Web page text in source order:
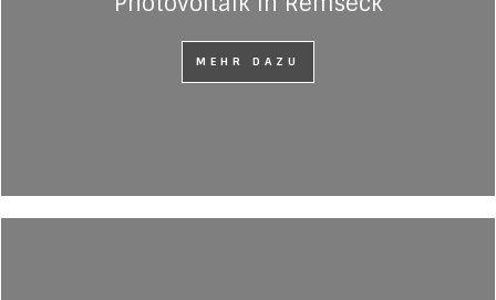
MEHR DAZU